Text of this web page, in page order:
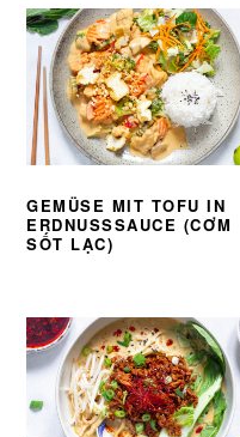
GEMÜSE MIT TOFU IN
ERDNUSSSAUCE (CƠM
SỐT LẠC)